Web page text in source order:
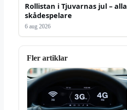
Rollistan i Tjuvarnas jul – alla
skådespelare
6 aug 2026
Fler artiklar